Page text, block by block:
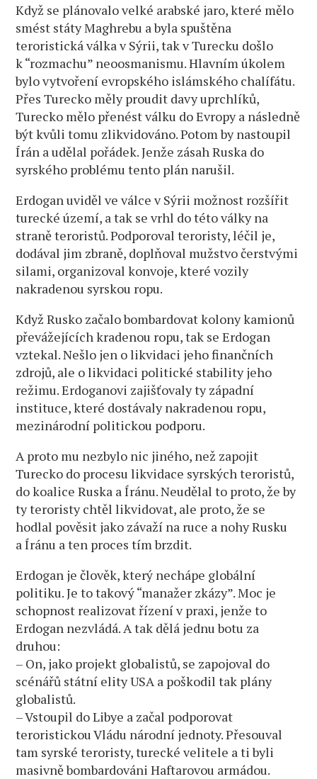
Když se plánovalo velké arabské jaro, které mělo
smést státy Maghrebu a byla spuštěna
teroristická válka v Sýrii, tak v Turecku došlo
k “rozmachu” neoosmanismu. Hlavním úkolem
bylo vytvoření evropského islámského chalífátu.
Přes Turecko měly proudit davy uprchlíků,
Turecko mělo přenést válku do Evropy a následně
být kvůli tomu zlikvidováno. Potom by nastoupil
Írán a udělal pořádek. Jenže zásah Ruska do
syrského problému tento plán narušil.
Erdogan uviděl ve válce v Sýrii možnost rozšířit
turecké území, a tak se vrhl do této války na
straně teroristů. Podporoval teroristy, léčil je,
dodával jim zbraně, doplňoval mužstvo čerstvými
silami, organizoval konvoje, které vozily
nakradenou syrskou ropu.
Když Rusko začalo bombardovat kolony kamionů
převážejících kradenou ropu, tak se Erdogan
vztekal. Nešlo jen o likvidaci jeho finančních
zdrojů, ale o likvidaci politické stability jeho
režimu. Erdoganovi zajišťovaly ty západní
instituce, které dostávaly nakradenou ropu,
mezinárodní politickou podporu.
A proto mu nezbylo nic jiného, než zapojit
Turecko do procesu likvidace syrských teroristů,
do koalice Ruska a Íránu. Neudělal to proto, že by
ty teroristy chtěl likvidovat, ale proto, že se
hodlal pověsit jako závaží na ruce a nohy Rusku
a Íránu a ten proces tím brzdit.
Erdogan je člověk, který nechápe globální
politiku. Je to takový “manažer zkázy”. Moc je
schopnost realizovat řízení v praxi, jenže to
Erdogan nezvládá. A tak dělá jednu botu za
druhou:
– On, jako projekt globalistů, se zapojoval do
scénářů státní elity USA a poškodil tak plány
globalistů.
– Vstoupil do Libye a začal podporovat
teroristickou Vládu národní jednoty. Přesouval
tam syrské teroristy, turecké velitele a ti byli
masivně bombardováni Haftarovou armádou.